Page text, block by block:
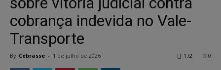
cobrança indevida no Vale-
Transporte
By Cebrasse - 1 de julho de 2026 0
172